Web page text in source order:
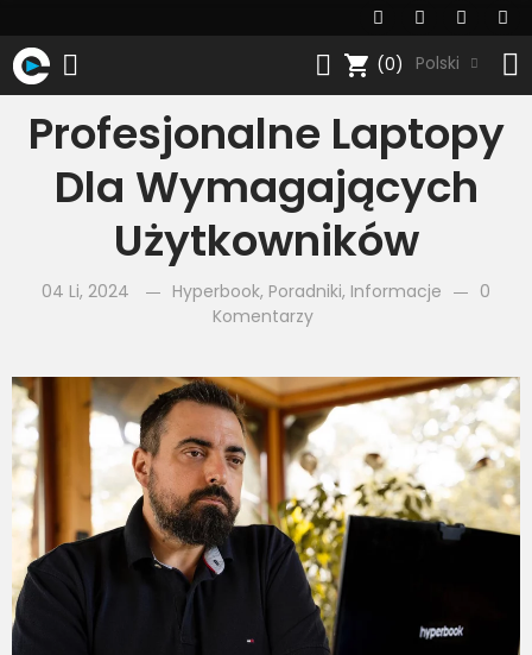
shopping_cart (0) Polski
Profesjonalne Laptopy
Dla Wymagających
Użytkowników​
04 Li, 2024 Hyperbook, Poradniki, Informacje
0
Komentarzy